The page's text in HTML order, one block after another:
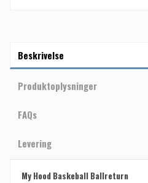
Beskrivelse
Produktoplysninger
FAQs
Levering
My Hood Baskeball Ballreturn